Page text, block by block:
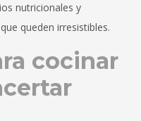
nutricionales y
queden irresistibles.
cocinar